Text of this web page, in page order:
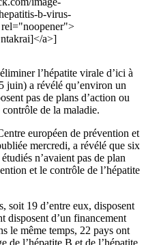
b-virus-
a>]
l’hépatite virale d’ici à
juin) a révélé qu’environ un
pas de plans d’action ou
de la maladie.
européen de prévention et
mercredi, a révélé que six
n’avaient pas de plan
et le contrôle de l’hépatite
soit 19 d’entre eux, disposent
disposent d’un financement
le même temps, 22 pays ont